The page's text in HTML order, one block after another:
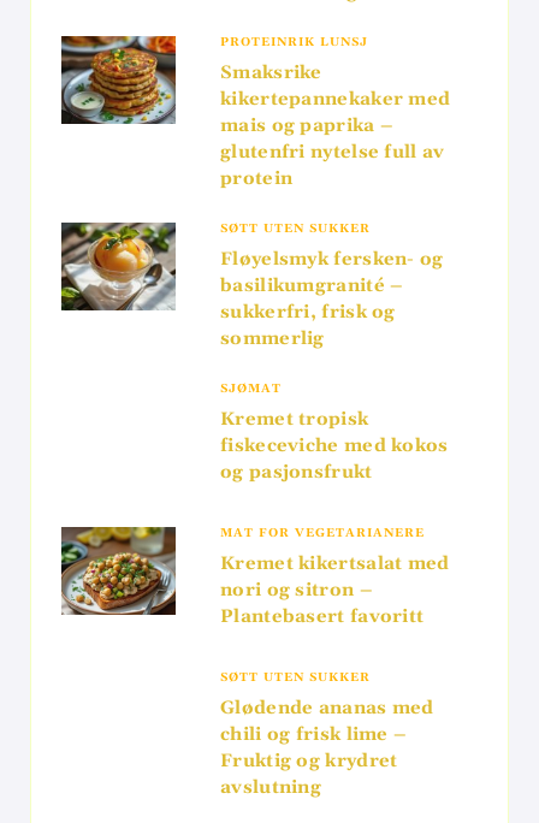
PROTEINRIK LUNSJ
Smaksrike
kikertepannekaker med
mais og paprika –
glutenfri nytelse full av
protein
SØTT UTEN SUKKER
Fløyelsmyk fersken- og
basilikumgranité –
sukkerfri, frisk og
sommerlig
SJØMAT
Kremet tropisk
fiskeceviche med kokos
og pasjonsfrukt
MAT FOR VEGETARIANERE
Kremet kikertsalat med
nori og sitron –
Plantebasert favoritt
SØTT UTEN SUKKER
Glødende ananas med
chili og frisk lime –
Fruktig og krydret
avslutning